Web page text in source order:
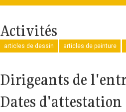
Activités
articles de dessin articles de peinture
Dirigeants de
Dates